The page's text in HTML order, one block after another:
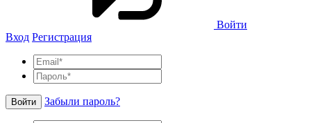
Войти
Вход Регистрация
Войти Забыли пароль?